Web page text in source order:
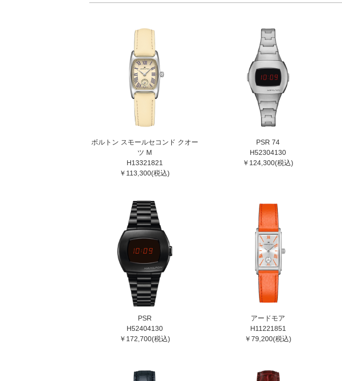
ボルトン スモールセコンド クオー
ツ M
H13321821
￥113,300(税込)
PSR 74
H52304130
￥124,300(税込)
PSR
H52404130
￥172,700(税込)
アードモア
H11221851
￥79,200(税込)